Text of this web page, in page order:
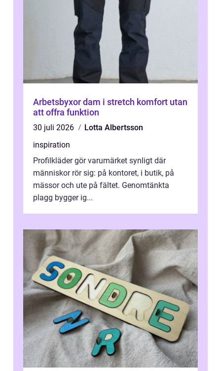
Arbetsbyxor dam i stretch komfort utan
att offra funktion
30 juli 2026
Lotta Albertsson
inspiration
Profilkläder gör varumärket synligt där
människor rör sig: på kontoret, i butik, på
mässor och ute på fältet. Genomtänkta
plagg bygger ig...